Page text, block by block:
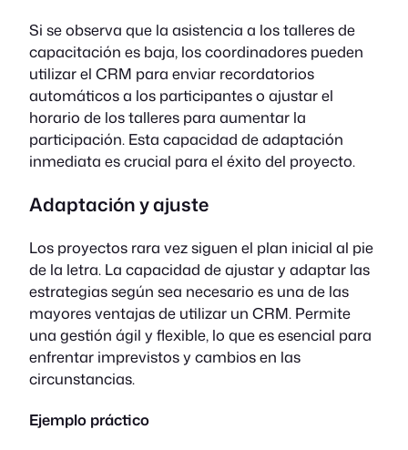
Si se observa que la asistencia a los talleres de
capacitación es baja, los coordinadores pueden
utilizar el CRM para enviar recordatorios
automáticos a los participantes o ajustar el
horario de los talleres para aumentar la
participación. Esta capacidad de adaptación
inmediata es crucial para el éxito del proyecto.
Adaptación y ajuste
Los proyectos rara vez siguen el plan inicial al pie
de la letra. La capacidad de ajustar y adaptar las
estrategias según sea necesario es una de las
mayores ventajas de utilizar un CRM. Permite
una gestión ágil y flexible, lo que es esencial para
enfrentar imprevistos y cambios en las
circunstancias.
Ejemplo práctico